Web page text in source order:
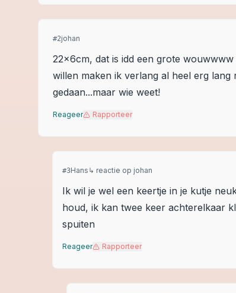
#2johan
22x6cm, dat is idd een grote
willen maken ik verlang al heel erg
gedaan...maar wie weet!
Reageer Rapporteer
#3Hans ↳ reactie op johan
Ik wil je wel een keertje in je kutje
houd, ik kan twee keer achterelkaar
spuiten
Reageer Rapporteer